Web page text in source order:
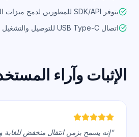
يتوفر SDK/API للمطورين لدمج ميزات الصوت
اتصال USB Type-C للتوصيل والتشغيل بدون إعدادات معقدة
الإثبات وآراء
"إنه يسمح بزمن انتقال منخفض للغاية